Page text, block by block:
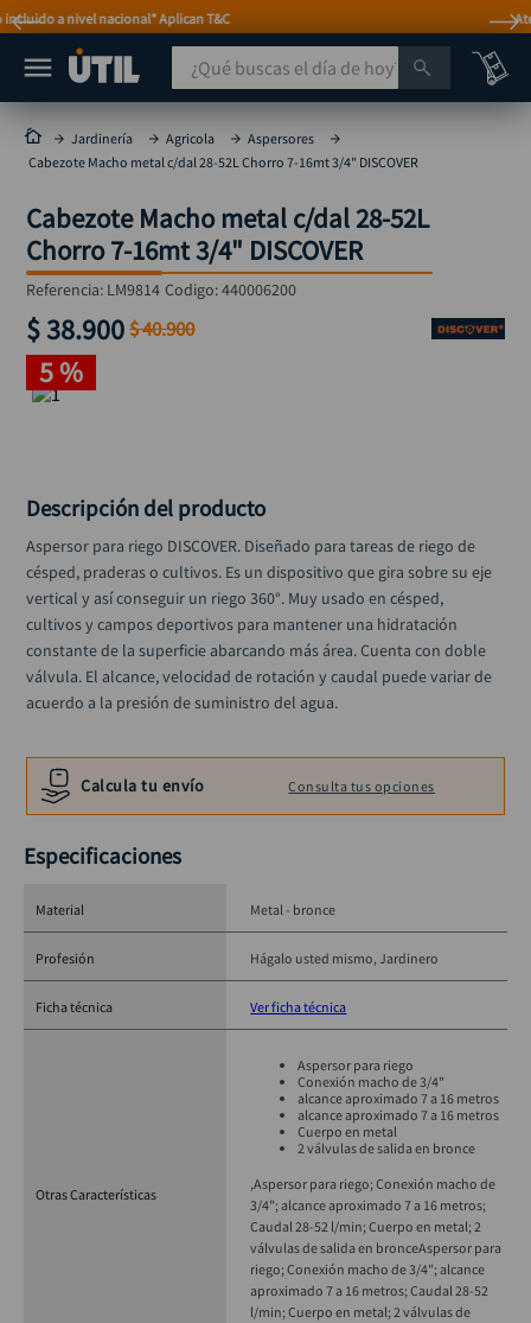
Atención personalizada por WhatsApp
¿Qué buscas el día de hoy?
Jardinería Agricola
Aspersores
Cabezote Macho metal c/dal 28-52L Chorro 7-16mt 3/4" DISCOVER
Cabezote Macho metal c/dal 28-52L
Chorro 7-16mt 3/4" DISCOVER
Referencia: LM9814 Codigo:440006200
$38.900 $40.900
5 %
Descripción del producto
Aspersor para riego DISCOVER. Diseñado para tareas de riego de
césped, praderas o cultivos. Es un dispositivo que gira sobre su eje
vertical y así conseguir un riego 360°. Muy usado en césped,
cultivos y campos deportivos para mantener una hidratación
constante de la superficie abarcando más área. Cuenta con doble
válvula. El alcance, velocidad de rotación y caudal puede variar de
acuerdo a la presión de suministro del agua.
Calcula tu envío Consulta tus opciones
Especificaciones
Material Metal - bronce
Profesión Hágalo usted mismo Jardinero
Ficha técnica Ver ficha técnica
Otras Características
Aspersor para riego
Conexión macho de 3/4"
alcance aproximado 7 a 16 metros
alcance aproximado 7 a 16 metros
Cuerpo en metal
2 válvulas de salida en bronce
,Aspersor para riego; Conexión macho de
3/4"; alcance aproximado 7 a 16 metros;
Caudal 28-52 l/min; Cuerpo en metal; 2
válvulas de salida en bronceAspersor para
riego; Conexión macho de 3/4"; alcance
aproximado 7 a 16 metros; Caudal 28-52
l/min; Cuerpo en metal; 2 válvulas de
MÁS BUSCADOS
taladro
taladros pulidoras
compresor
sierra circular
ruteadora
broca
taladro inalámbrico
llave